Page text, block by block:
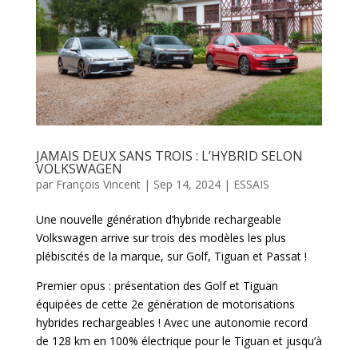
JAMAIS DEUX SANS TROIS : L’HYBRID SELON
VOLKSWAGEN
par François Vincent| Sep 14, 2024| ESSAIS
Une nouvelle génération d’hybride rechargeable
Volkswagen arrive sur trois des modèles les plus
plébiscités de la marque, sur Golf, Tiguan et Passat !
Premier opus : présentation des Golf et Tiguan
équipées de cette 2e génération de motorisations
hybrides rechargeables ! Avec une autonomie record
de 128 km en 100% électrique pour le Tiguan et jusqu’à